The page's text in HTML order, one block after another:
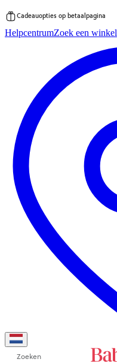
direct
Cadeauopties op betaalpagina
HelpcentrumZoek een winkel
Zoeken